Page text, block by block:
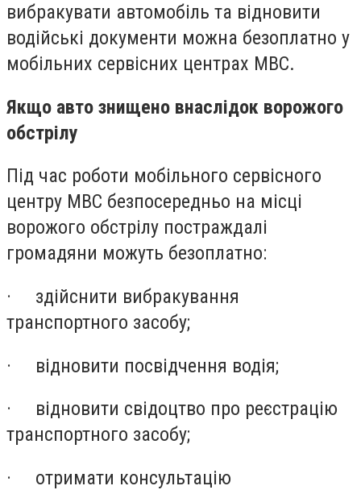
вибракувати автомобіль та відновити
водійські документи можна безоплатно у
мобільних сервісних центрах МВС.
Якщо авто знищено внаслідок ворожого
обстрілу
Під час роботи мобільного сервісного
центру МВС безпосередньо на місці
ворожого обстрілу постраждалі
громадяни можуть безоплатно:
· здійснити вибракування
транспортного засобу;
· відновити посвідчення водія;
· відновити свідоцтво про реєстрацію
транспортного засобу;
· отримати консультацію